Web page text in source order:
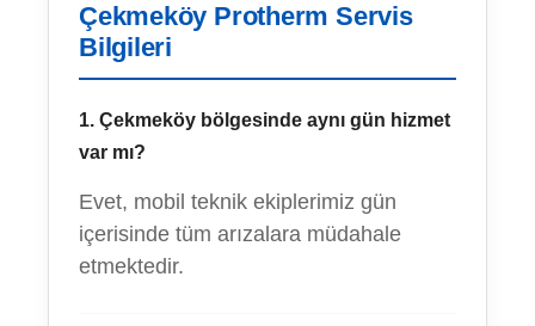
Çekmeköy Protherm Servis
Bilgileri
1. Çekmeköy bölgesinde aynı gün hizmet
var mı?
Evet, mobil teknik ekiplerimiz gün
içerisinde tüm arızalara müdahale
etmektedir.